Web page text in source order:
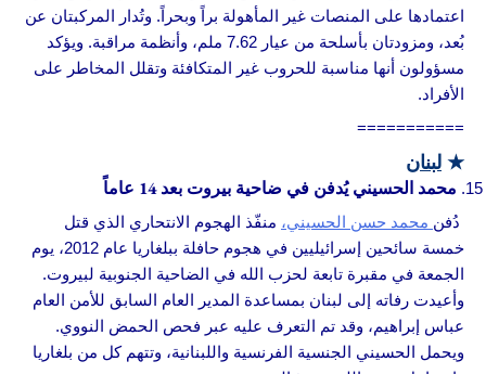
اعتمادها على المنصات غير المأهولة براً وبحراً. وتُدار المركبتان عن
بُعد، ومزودتان بأسلحة من عيار 7.62 ملم، وأنظمة مراقبة. ويؤكد
مسؤولون أنها مناسبة للحروب غير المتكافئة وتقلل المخاطر على
الأفراد.
===========
★ لبنان
محمد الحسيني يُدفن في ضاحية بيروت بعد 14 عاماً
دُفن محمد حسن الحسيني، منفّذ الهجوم الانتحاري الذي قتل
خمسة سائحين إسرائيليين في هجوم حافلة ببلغاريا عام 2012، يوم
الجمعة في مقبرة تابعة لحزب الله في الضاحية الجنوبية لبيروت.
وأعيدت رفاته إلى لبنان بمساعدة المدير العام السابق للأمن العام
عباس إبراهيم، وقد تم التعرف عليه عبر فحص الحمض النووي.
ويحمل الحسيني الجنسية الفرنسية واللبنانية، وتتهم كل من بلغاريا